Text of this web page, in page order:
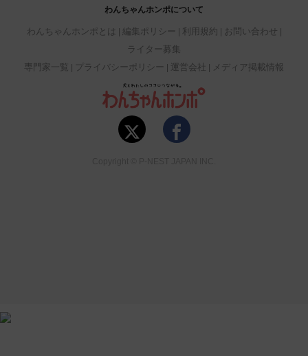
わんちゃんホンポについて
わんちゃんホンポとは 編集ポリシー 利用規約
お問い合わせ
ライター募集
専門家一覧
プライバシーポリシー 運営会社 メディア掲載情報